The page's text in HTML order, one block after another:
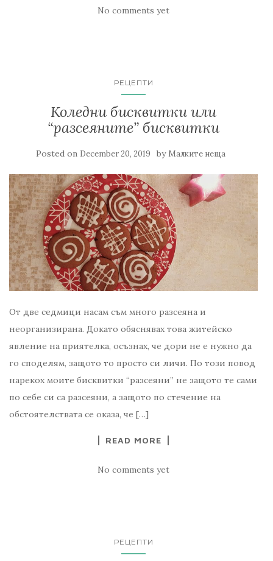
No comments yet
РЕЦЕПТИ
Коледни бисквитки или
“разсеяните” бисквитки
Posted on December 20, 2019 by Малките неща
От две седмици насам съм много разсеяна и
неорганизирана. Докато обяснявах това житейско
явление на приятелка, осъзнах, че дори не е нужно да
го споделям, защото то просто си личи. По този повод
нарекох моите бисквитки “разсеяни” не защото те сами
по себе си са разсеяни, а защото по стечение на
обстоятелствата се оказа, че […]
READ MORE
No comments yet
РЕЦЕПТИ